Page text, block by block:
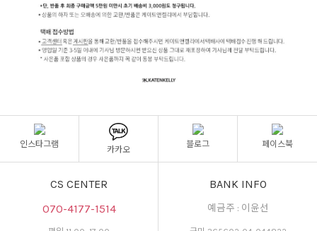
인스타그램
카카오
블로그 페이스북
CS CENTER
070-4177-1514
BANK INFO
예금주 : 이윤선